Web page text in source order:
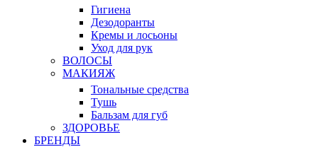
Гигиена
Дезодоранты
Кремы и лосьоны
Уход для рук
ВОЛОСЫ
МАКИЯЖ
Тональные средства
Тушь
Бальзам для губ
ЗДОРОВЬЕ
БРЕНДЫ